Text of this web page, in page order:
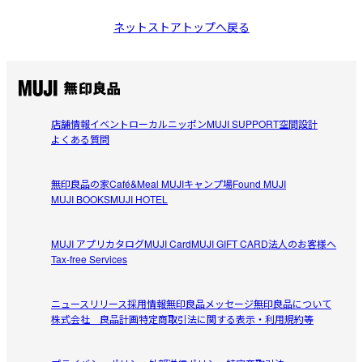
ネットストアトップへ戻る
店舗情報イベントローカルニッポンMUJI SUPPORT空間設計
よくある質問
無印良品の家Café&Meal MUJIキャンプ場Found MUJI
MUJI BOOKSMUJI HOTEL
MUJI アプリカタログMUJI CardMUJI GIFT CARD法人のお客様へ
Tax-free Services
ニュースリリース採用情報無印良品メッセージ無印良品について
株式会社 良品計画特定商取引法に関する表示・利用規約等